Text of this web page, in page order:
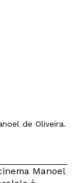
de Oliveira.
Manoel